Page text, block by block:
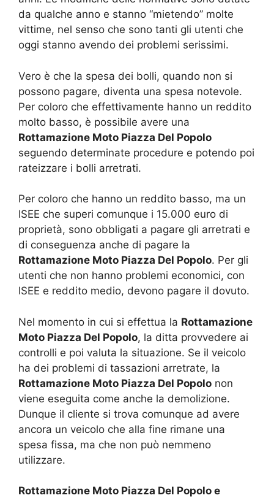
da qualche anno e stanno “mietendo” molte
vittime, nel senso che sono tanti gli utenti che
oggi stanno avendo dei problemi serissimi.
Vero è che la spesa dei bolli, quando non si
possono pagare, diventa una spesa notevole.
Per coloro che effettivamente hanno un reddito
molto basso, è possibile avere una
Rottamazione Moto Piazza Del Popolo
seguendo determinate procedure e potendo poi
rateizzare i bolli arretrati.
Per coloro che hanno un reddito basso, ma un
ISEE che superi comunque i 15.000 euro di
proprietà, sono obbligati a pagare gli arretrati e
di conseguenza anche di pagare la
Rottamazione Moto Piazza Del Popolo. Per gli
utenti che non hanno problemi economici, con
ISEE e reddito medio, devono pagare il dovuto.
Nel momento in cui si effettua la Rottamazione
Moto Piazza Del Popolo, la ditta provvedere ai
controlli e poi valuta la situazione. Se il veicolo
ha dei problemi di tassazioni arretrate, la
Rottamazione Moto Piazza Del Popolo non
viene eseguita come anche la demolizione.
Dunque il cliente si trova comunque ad avere
ancora un veicolo che alla fine rimane una
spesa fissa, ma che non può nemmeno
utilizzare.
Rottamazione Moto Piazza Del Popolo e